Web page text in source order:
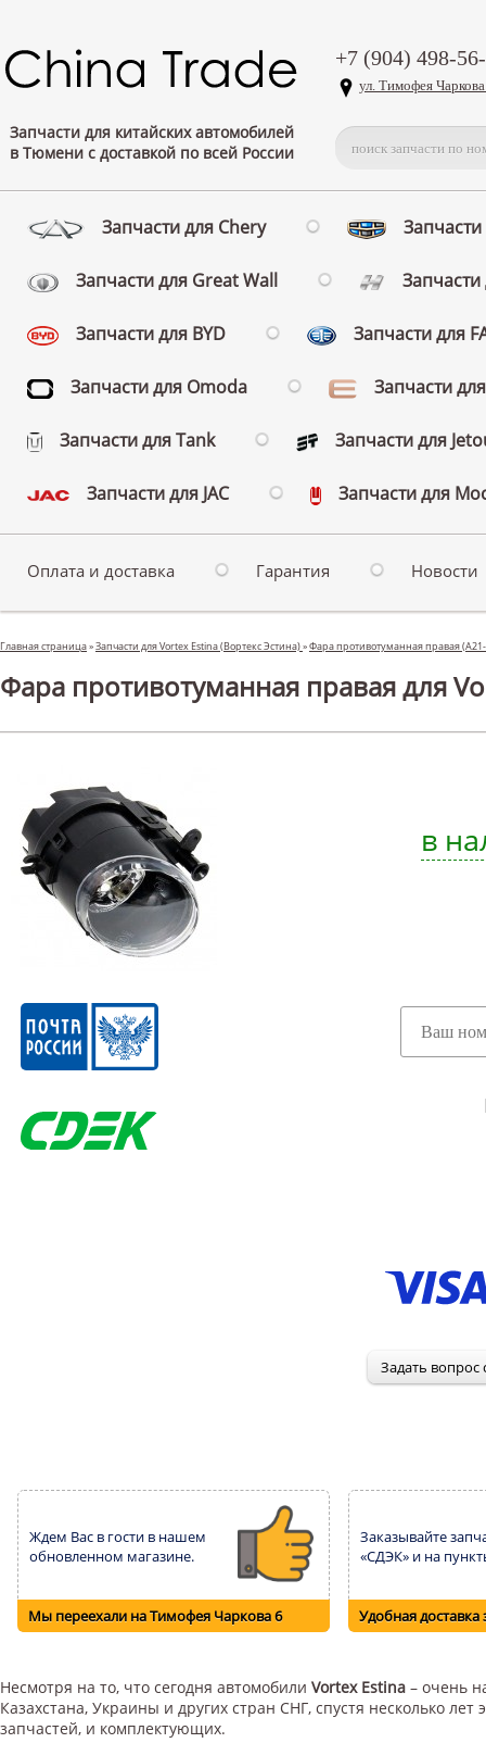
Запчасти для китайских автомобилей
в Тюмени с доставкой по всей России
+7 (904) 498-
ул. Тимофея
Запчасти для Chery
Запчасти для Great Wall
Запчасти для BYD Запчасти для
Запчасти для Omoda Запчасти
Запчасти для Tank Запчасти для
Запчасти для JAC Запчасти для
Оплата и доставка Гарантия Новости
Главная страница»Запчасти для Vortex Estina (Вортекс Эстина)»Фара противотуманная правая
Фара противотуманная правая для
в
Ждем Вас в гости в нашем
обновленном магазине.
Мы переехали на Тимофея Чаркова 6
Заказывайте
«СДЭК» и на
Удобная доставка
Несмотря на то, что сегодня автомобили Vortex Estina – очень
Казахстана, Украины и других стран СНГ, спустя несколько
запчастей, и комплектующих.